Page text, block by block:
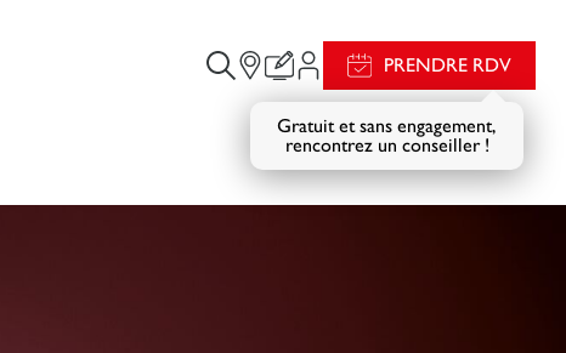
PRENDRE RDV
Gratuit et sans engagement,
rencontrez un conseiller !